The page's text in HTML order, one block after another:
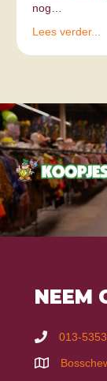
nog…
Lees verder...
NEEM
013-